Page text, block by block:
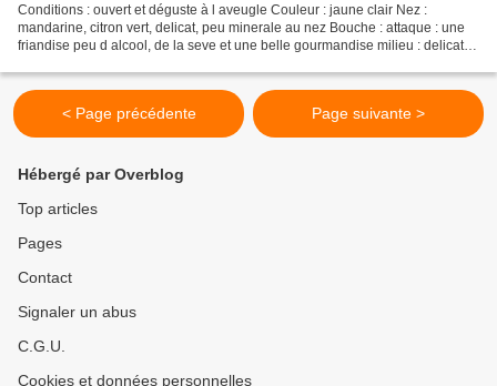
Conditions : ouvert et déguste à l aveugle Couleur : jaune clair Nez :
mandarine, citron vert, delicat, peu minerale au nez Bouche : attaque : une
friandise peu d alcool, de la seve et une belle gourmandise milieu : delicat et
< Page précédente Page suivante >
Hébergé par Overblog
Top articles
Pages
Contact
Signaler un abus
C.G.U.
Cookies et données personnelles